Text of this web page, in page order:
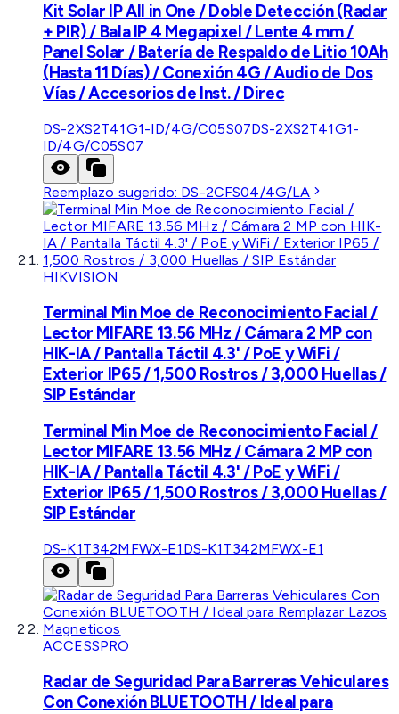
Kit Solar IP All in One / Doble Detección (Radar
+ PIR) / Bala IP 4 Megapixel / Lente 4 mm /
Panel Solar / Batería de Respaldo de Litio 10Ah
(Hasta 11 Días) / Conexión 4G / Audio de Dos
Vías / Accesorios de Inst. / Direc
DS-2XS2T41G1-ID/4G/C05S07DS-2XS2T41G1-
ID/4G/C05S07
Reemplazo sugerido: DS-2CFS04/4G/LA
HIKVISION
Terminal Min Moe de Reconocimiento Facial /
Lector MIFARE 13.56 MHz / Cámara 2 MP con
HIK-IA / Pantalla Táctil 4.3' / PoE y WiFi /
Exterior IP65 / 1,500 Rostros / 3,000 Huellas /
SIP Estándar
Terminal Min Moe de Reconocimiento Facial /
Lector MIFARE 13.56 MHz / Cámara 2 MP con
HIK-IA / Pantalla Táctil 4.3' / PoE y WiFi /
Exterior IP65 / 1,500 Rostros / 3,000 Huellas /
SIP Estándar
DS-K1T342MFWX-E1 DS-K1T342MFWX-E1
ACCESSPRO
Radar de Seguridad Para Barreras Vehiculares
Con Conexión BLUETOOTH / Ideal para